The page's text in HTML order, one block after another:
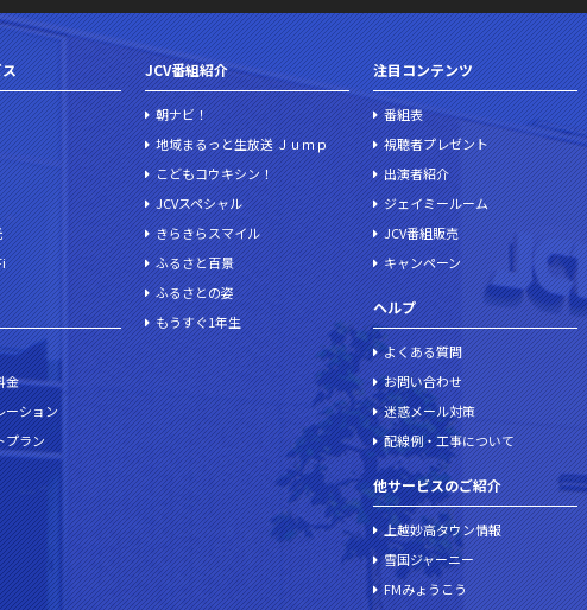
金
ーション
プラン
JCV番組紹介
朝ナビ！
地域まるっと生放送 Ｊｕｍｐ
こどもコウキシン！
JCVスペシャル
きらきらスマイル
ふるさと百景
ふるさとの姿
もうすぐ1年生
注目コンテンツ
番組表
視聴者プレゼント
出演者紹介
ジェイミールーム
JCV番組販売
キャンペーン
ヘルプ
よくある質問
お問い合わせ
迷惑メール対策
配線例・工事について
他サービスのご紹介
上越妙高タウン情報
雪国ジャーニー
FMみょうこう